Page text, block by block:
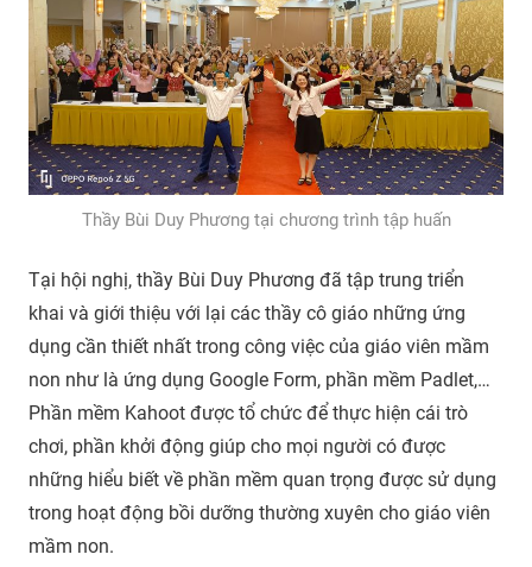
Thầy Bùi Duy Phương tại chương trình tập huấn
Tại hội nghị, thầy Bùi Duy Phương đã tập trung triển
khai và giới thiệu với lại các thầy cô giáo những ứng
dụng cần thiết nhất trong công việc của giáo viên mầm
non như là ứng dụng Google Form, phần mềm Padlet,…
Phần mềm Kahoot được tổ chức để thực hiện cái trò
chơi, phần khởi động giúp cho mọi người có được
những hiểu biết về phần mềm quan trọng được sử dụng
trong hoạt động bồi dưỡng thường xuyên cho giáo viên
mầm non.